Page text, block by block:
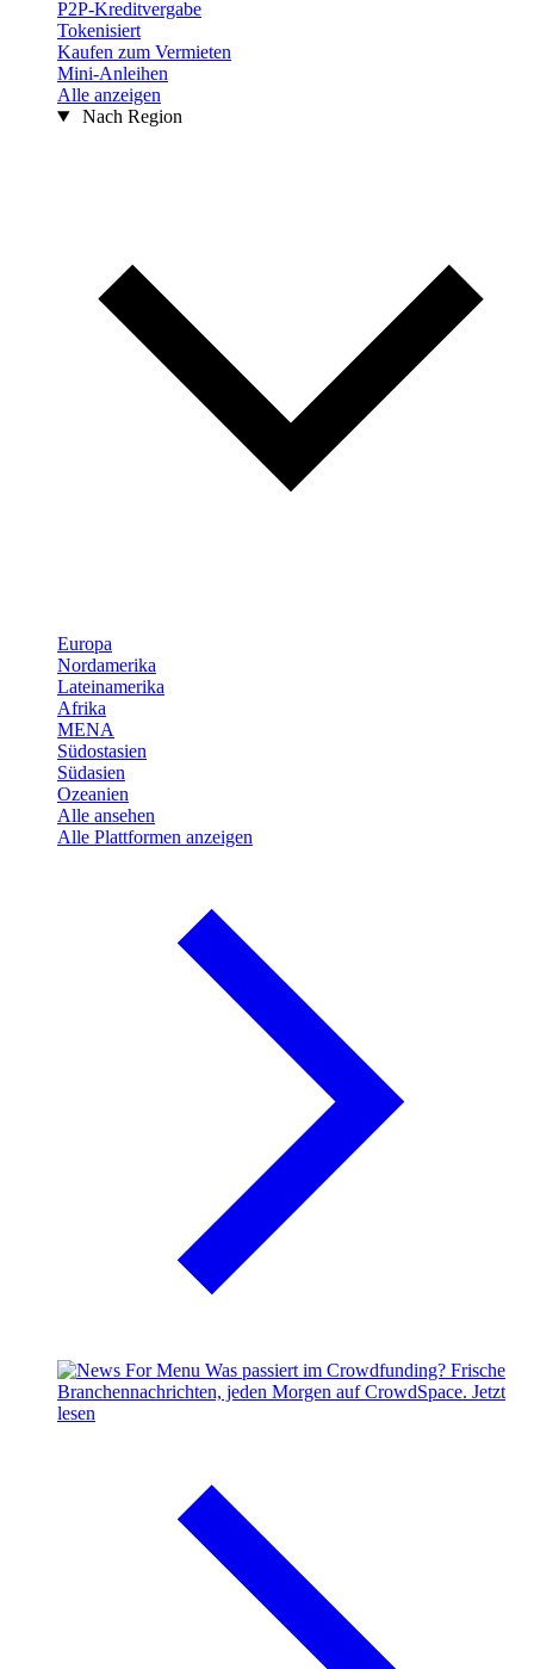
P2P-Kreditvergabe
Tokenisiert
Kaufen zum Vermieten
Mini-Anleihen
Alle anzeigen
Nach Region
Europa
Nordamerika
Lateinamerika
Afrika
MENA
Südostasien
Südasien
Ozeanien
Alle ansehen
Alle Plattformen anzeigen
Was passiert im Crowdfunding? Frische
Branchennachrichten, jeden Morgen auf CrowdSpace. Jetzt
lesen